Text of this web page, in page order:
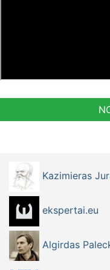
Kazimieras
ekspertai.eu
Algirdas